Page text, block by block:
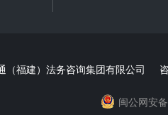
（福建）法务咨询集团有限公司
闽公网安